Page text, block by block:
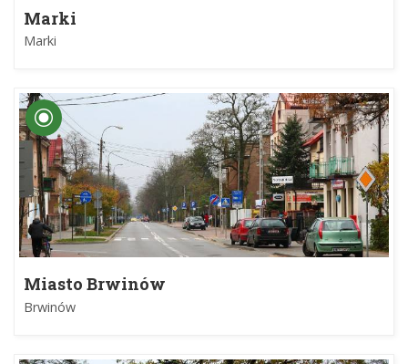
Marki
Marki
Miasto Brwinów
Brwinów